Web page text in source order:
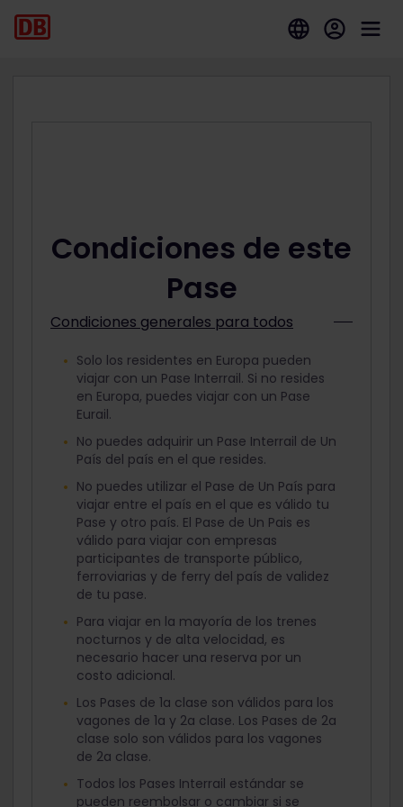
Condiciones de este
Pase
Condiciones generales para todos
Solo los residentes en Europa pueden
viajar con un Pase Interrail. Si no resides
en Europa, puedes viajar con un Pase
Eurail.
No puedes adquirir un Pase Interrail de Un
País del país en el que resides.
No puedes utilizar el Pase de Un País para
viajar entre el país en el que es válido tu
Pase y otro país. El Pase de Un Pais es
válido para viajar con empresas
participantes de transporte público,
ferroviarias y de ferry del país de validez
de tu pase.
Para viajar en la mayoría de los trenes
nocturnos y de alta velocidad, es
necesario hacer una reserva por un
costo adicional.
Los Pases de 1a clase son válidos para los
vagones de 1a y 2a clase. Los Pases de 2a
clase solo son válidos para los vagones
de 2a clase.
Todos los Pases Interrail estándar se
pueden reembolsar o cambiar si se